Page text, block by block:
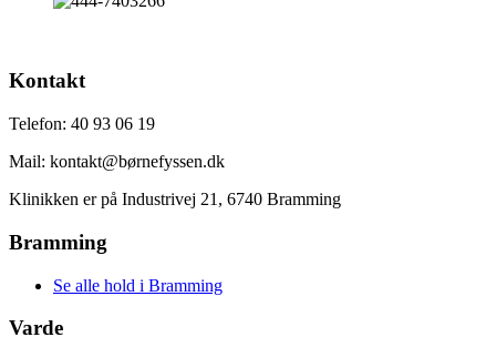
Kontakt
Telefon: 40 93 06 19
Mail: kontakt@børnefyssen.dk
Klinikken er på Industrivej 21, 6740 Bramming
Bramming
Se alle hold i Bramming
Varde